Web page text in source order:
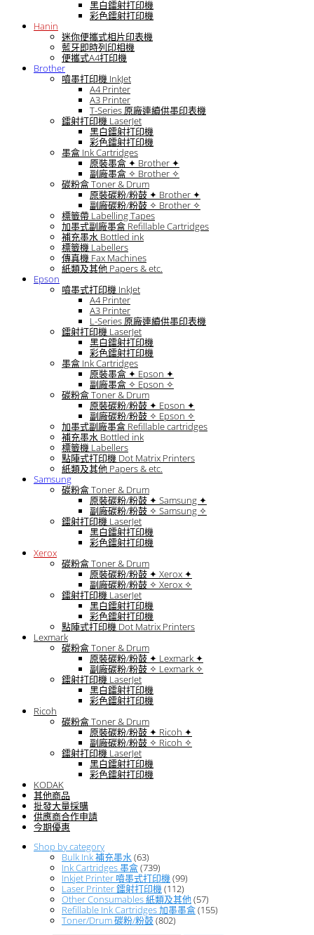
黑白鐳射打印機
彩色鐳射打印機
Hanin
迷你便攜式相片印表機
藍牙即時列印相機
便攜式A4打印機
Brother
噴墨打印機 InkJet
A4 Printer
A3 Printer
T-Series 原廠連續供墨印表機
鐳射打印機 LaserJet
黑白鐳射打印機
彩色鐳射打印機
墨盒 Ink Cartridges
原裝墨盒 ✦ Brother ✦
副廠墨盒 ✧ Brother ✧
碳粉盒 Toner & Drum
原裝碳粉/粉鼓 ✦ Brother ✦
副廠碳粉/粉鼓 ✧ Brother ✧
標籤帶 Labelling Tapes
加墨式副廠墨盒 Refillable Cartridges
補充墨水 Bottled ink
標籤機 Labellers
傳真機 Fax Machines
紙類及其他 Papers & etc.
Epson
噴墨式打印機 InkJet
A4 Printer
A3 Printer
L-Series 原廠連續供墨印表機
鐳射打印機 LaserJet
黑白鐳射打印機
彩色鐳射打印機
墨盒 Ink Cartridges
原裝墨盒 ✦ Epson ✦
副廠墨盒 ✧ Epson ✧
碳粉盒 Toner & Drum
原裝碳粉/粉鼓 ✦ Epson ✦
副廠碳粉/粉鼓 ✧ Epson ✧
加墨式副廠墨盒 Refillable cartridges
補充墨水 Bottled ink
標籤機 Labellers
點陣式打印機 Dot Matrix Printers
紙類及其他 Papers & etc.
Samsung
碳粉盒 Toner & Drum
原裝碳粉/粉鼓 ✦ Samsung ✦
副廠碳粉/粉鼓 ✧ Samsung ✧
鐳射打印機 LaserJet
黑白鐳射打印機
彩色鐳射打印機
Xerox
碳粉盒 Toner & Drum
原裝碳粉/粉鼓 ✦ Xerox ✦
副廠碳粉/粉鼓 ✧ Xerox ✧
鐳射打印機 LaserJet
黑白鐳射打印機
彩色鐳射打印機
點陣式打印機 Dot Matrix Printers
Lexmark
碳粉盒 Toner & Drum
原裝碳粉/粉鼓 ✦ Lexmark ✦
副廠碳粉/粉鼓 ✧ Lexmark ✧
鐳射打印機 LaserJet
黑白鐳射打印機
彩色鐳射打印機
Ricoh
碳粉盒 Toner & Drum
原裝碳粉/粉鼓 ✦ Ricoh ✦
副廠碳粉/粉鼓 ✧ Ricoh ✧
鐳射打印機 LaserJet
黑白鐳射打印機
彩色鐳射打印機
KODAK
其他商品
批發大量採購
供應商合作申請
今期優惠
Shop by category
Bulk Ink 補充墨水(63)
Ink Cartridges 墨盒(739)
Inkjet Printer 噴墨式打印機(99)
Laser Printer 鐳射打印機(112)
Other Consumables 紙類及其他(57)
Refillable Ink Cartridges 加墨墨盒(155)
Toner/Drum 碳粉/粉鼓(802)